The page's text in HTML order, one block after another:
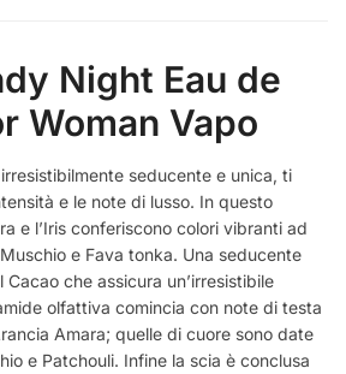
Night Eau de
Woman Vapo
seducente e unica, ti
e le note di lusso. In questo
e l’Iris conferiscono colori vibranti ad
e Fava tonka. Una seducente
che assicura un’irresistibile
olfattiva comincia con note di testa
Amara; quelle di cuore sono date
e Patchouli. Infine la scia è conclusa